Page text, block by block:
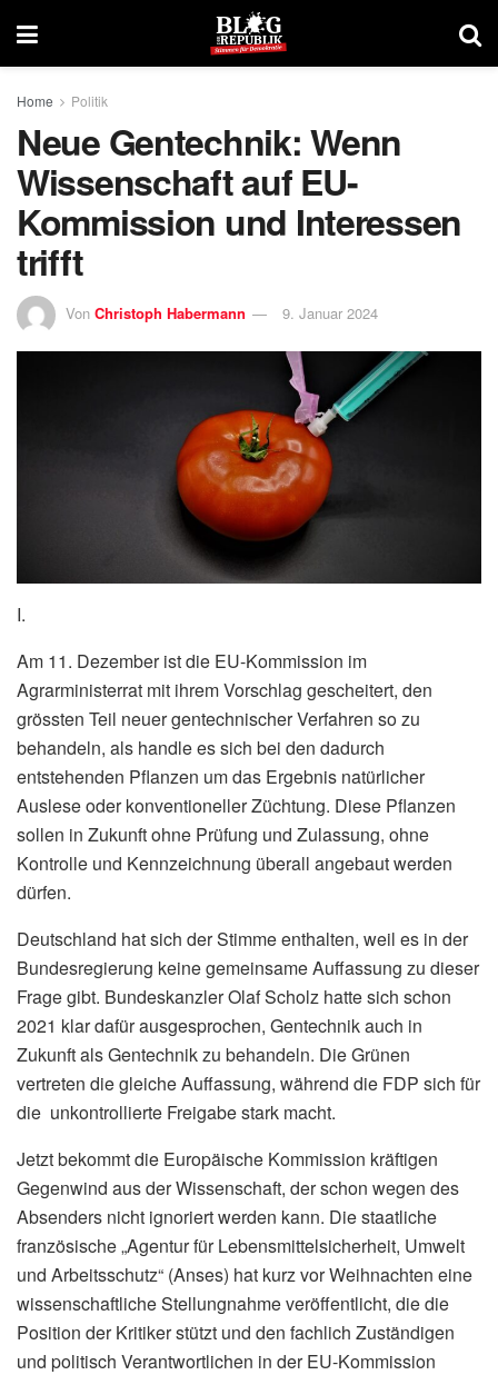
Home Politik
Neue Gentechnik: Wenn
Wissenschaft auf EU-
Kommission und Interessen
trifft
Von Christoph Habermann 9. Januar 2024
I.
Am 11. Dezember ist die EU-Kommission im
Agrarministerrat mit ihrem Vorschlag gescheitert, den
grössten Teil neuer gentechnischer Verfahren so zu
behandeln, als handle es sich bei den dadurch
entstehenden Pflanzen um das Ergebnis natürlicher
Auslese oder konventioneller Züchtung. Diese Pflanzen
sollen in Zukunft ohne Prüfung und Zulassung, ohne
Kontrolle und Kennzeichnung überall angebaut werden
dürfen.
Deutschland hat sich der Stimme enthalten, weil es in der
Bundesregierung keine gemeinsame Auffassung zu dieser
Frage gibt. Bundeskanzler Olaf Scholz hatte sich schon
2021 klar dafür ausgesprochen, Gentechnik auch in
Zukunft als Gentechnik zu behandeln. Die Grünen
vertreten die gleiche Auffassung, während die FDP sich für
die unkontrollierte Freigabe stark macht.
Jetzt bekommt die Europäische Kommission kräftigen
Gegenwind aus der Wissenschaft, der schon wegen des
Absenders nicht ignoriert werden kann. Die staatliche
französische „Agentur für Lebensmittelsicherheit, Umwelt
und Arbeitsschutz“ (Anses) hat kurz vor Weihnachten eine
wissenschaftliche Stellungnahme veröffentlicht, die die
Position der Kritiker stützt und den fachlich Zuständigen
und politisch Verantwortlichen in der EU-Kommission